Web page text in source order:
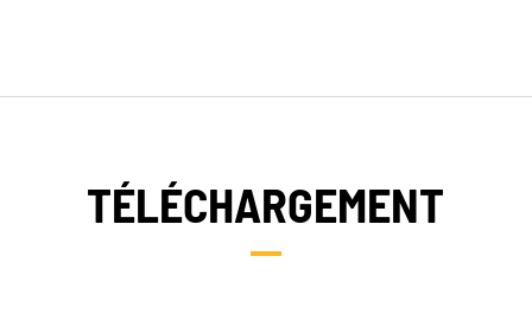
TÉLÉCHARGEMENT